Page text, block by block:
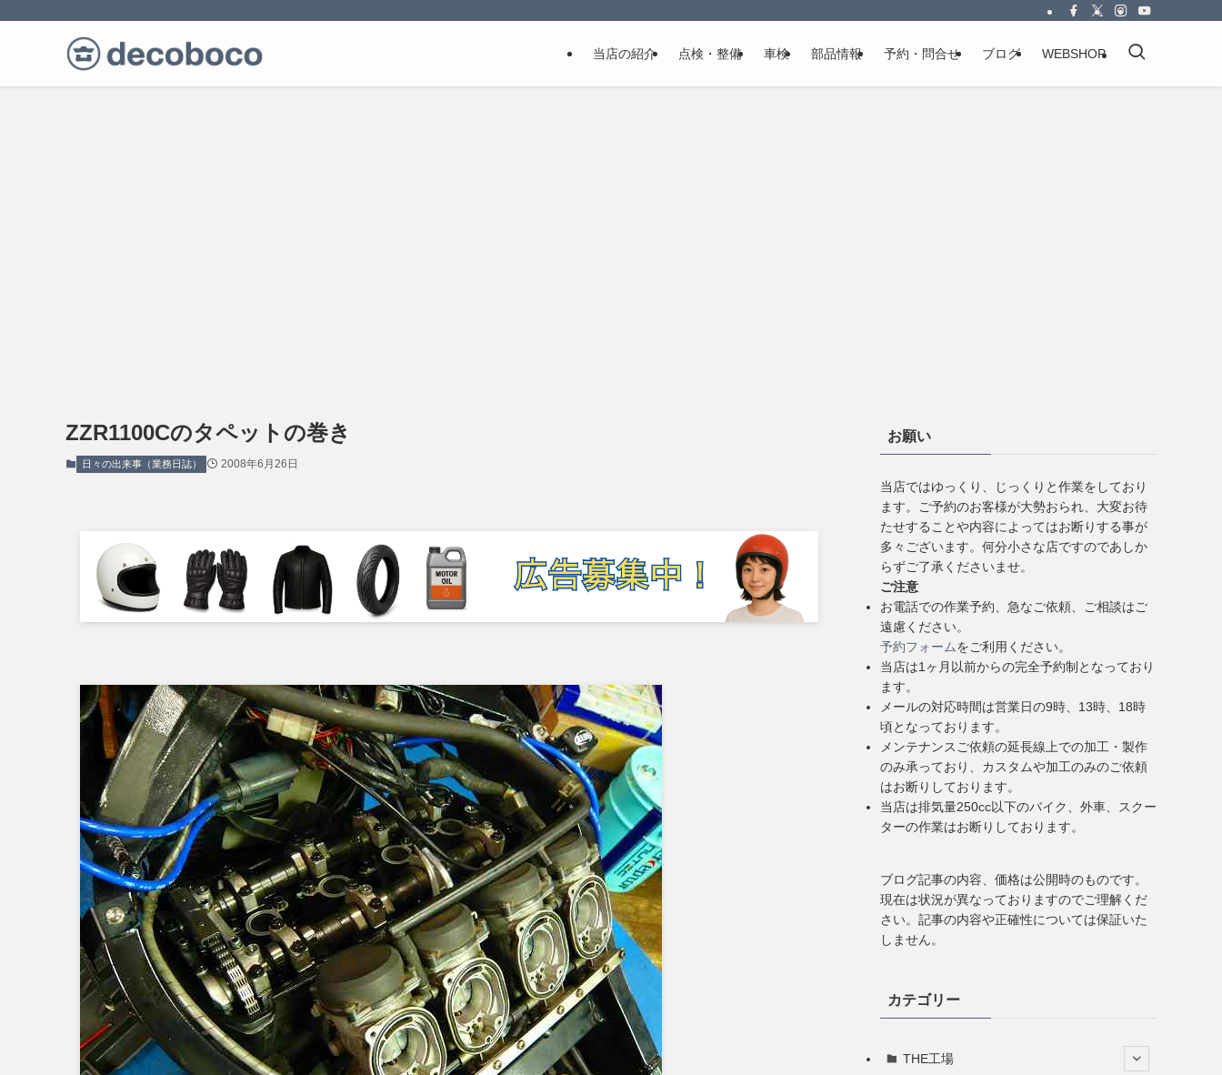
当店の紹介 点検・整備 車検 部品情報 予約・問合せ ブログ WEBSHOP
ZZR1100Cのタペットの巻き
日々の出来事（業務日誌） 2008年6月26日
お願い
当店ではゆっくり、じっくりと作業をしており
ます。ご予約のお客様が大勢おられ、大変お待
たせすることや内容によってはお断りする事が
多々ございます。何分小さな店ですのであしか
らずご了承くださいませ。
ご注意
お電話での作業予約、急なご依頼、ご相談はご
遠慮ください。
予約フォームをご利用ください。
当店は1ヶ月以前からの完全予約制となっており
ます。
メールの対応時間は営業日の9時、13時、18時
頃となっております。
メンテナンスご依頼の延長線上での加工・製作
のみ承っており、カスタムや加工のみのご依頼
はお断りしております。
当店は排気量250cc以下のバイク、外車、スクー
ターの作業はお断りしております。
ブログ記事の内容、価格は公開時のものです。
現在は状況が異なっておりますのでご理解くだ
さい。記事の内容や正確性については保証いた
しません。
カテゴリー
THE工場